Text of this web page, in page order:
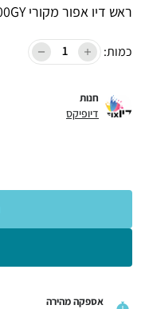
ראש דיו אפור מקורי Canon PFI-4100GY
כמות:
חנות
דיופיקס
אספקה מהירה